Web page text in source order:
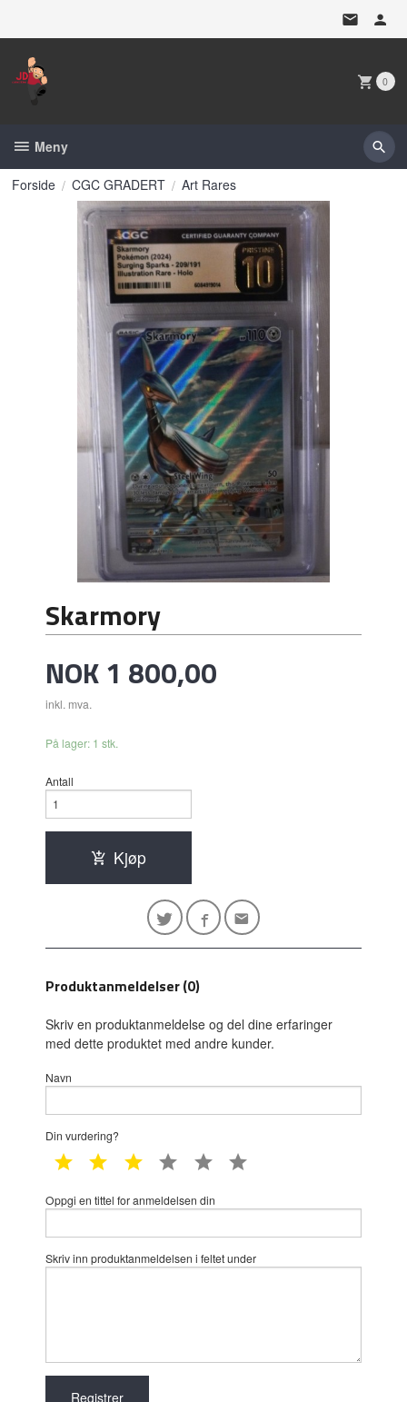
0
Meny
Forside CGC GRADERT Art Rares
Skarmory
Pris
NOK1 800,00
inkl. mva.
På lager: 1 stk.
Antall
Kjøp
Produktanmeldelser (0)
Skriv en produktanmeldelse og del dine erfaringer
med dette produktet med andre kunder.
Navn
Din vurdering?
1 star 2 star 3 star 4 star 5 star
Oppgi en tittel for anmeldelsen din
Skriv inn produktanmeldelsen i feltet under